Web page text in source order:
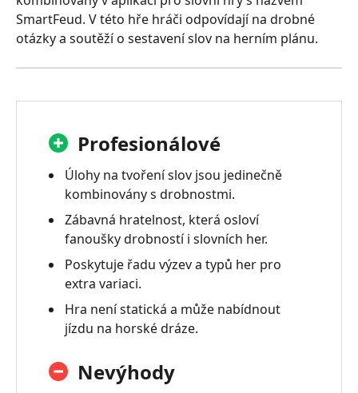
SmartFeud. V této hře hráči odpovídají na drobné
otázky a soutěží o sestavení slov na herním plánu.
Profesionálové
Úlohy na tvoření slov jsou jedinečně
kombinovány s drobnostmi.
Zábavná hratelnost, která osloví
fanoušky drobností i slovních her.
Poskytuje řadu výzev a typů her pro
extra variaci.
Hra není statická a může nabídnout
jízdu na horské dráze.
Nevýhody